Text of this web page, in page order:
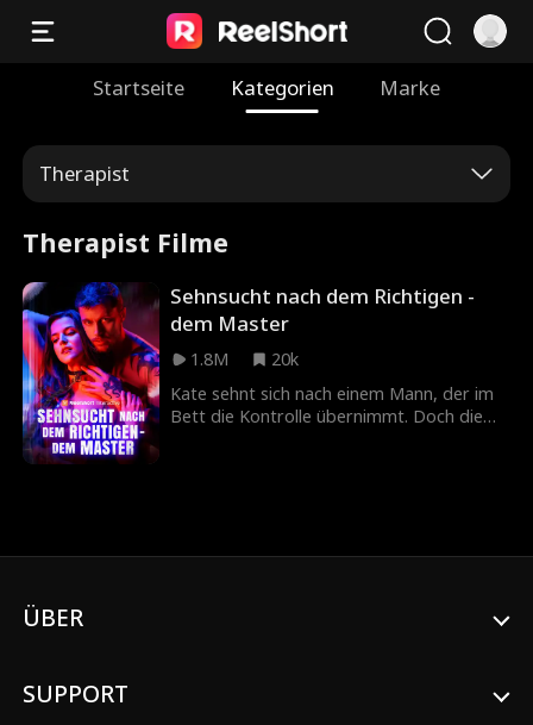
Startseite Kategorien Marke
Therapist
Therapist Filme
Sehnsucht nach dem Richtigen -
dem Master
1.8M
20k
Kate sehnt sich nach einem Mann, der im
Bett die Kontrolle übernimmt. Doch die
sich bedingungslos zu unterwerfen?
ÜBER
SUPPORT